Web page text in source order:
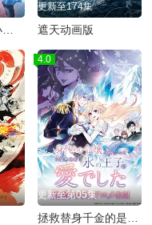
更新至174集
遮天动画版
4.0
更新至第05集